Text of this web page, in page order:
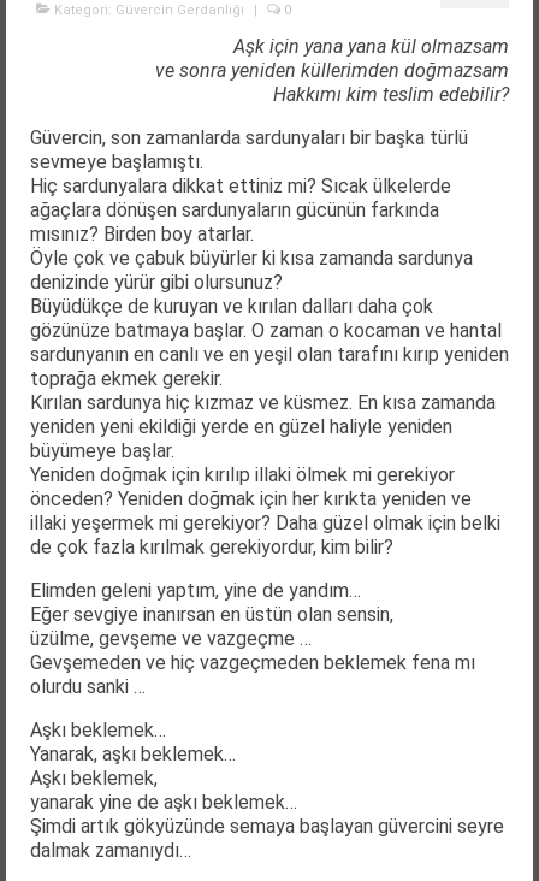
Yazarlık Atölyesi
Kategori: Güvercin Gerdanlığı | 0
Aşk için yana yana kül olmazsam
ve sonra yeniden küllerimden doğmazsam
Hakkımı kim teslim edebilir?
Güvercin, son zamanlarda sardunyaları bir başka türlü
sevmeye başlamıştı.
Hiç sardunyalara dikkat ettiniz mi? Sıcak ülkelerde
ağaçlara dönüşen sardunyaların gücünün farkında
mısınız? Birden boy atarlar.
Öyle çok ve çabuk büyürler ki kısa zamanda sardunya
denizinde yürür gibi olursunuz?
Büyüdükçe de kuruyan ve kırılan dalları daha çok
gözünüze batmaya başlar. O zaman o kocaman ve hantal
sardunyanın en canlı ve en yeşil olan tarafını kırıp yeniden
toprağa ekmek gerekir.
Kırılan sardunya hiç kızmaz ve küsmez. En kısa zamanda
yeniden yeni ekildiği yerde en güzel haliyle yeniden
büyümeye başlar.
Yeniden doğmak için kırılıp illaki ölmek mi gerekiyor
önceden? Yeniden doğmak için her kırıkta yeniden ve
illaki yeşermek mi gerekiyor? Daha güzel olmak için belki
de çok fazla kırılmak gerekiyordur, kim bilir?
Elimden geleni yaptım, yine de yandım…
Eğer sevgiye inanırsan en üstün olan sensin,
üzülme, gevşeme ve vazgeçme …
Gevşemeden ve hiç vazgeçmeden beklemek fena mı
olurdu sanki …
Aşkı beklemek…
Yanarak, aşkı beklemek…
Aşkı beklemek,
yanarak yine de aşkı beklemek…
Şimdi artık gökyüzünde semaya başlayan güvercini seyre
dalmak zamanıydı…